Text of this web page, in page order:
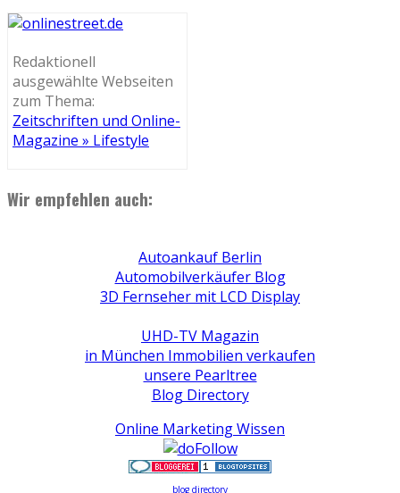
Redaktionell
ausgewählte Webseiten
zum Thema:
Zeitschriften und Online-
Magazine » Lifestyle
Wir empfehlen auch:
Autoankauf Berlin
Automobilverkäufer Blog
3D Fernseher mit LCD Display
UHD-TV Magazin
in München Immobilien verkaufen
unsere Pearltree
Blog Directory
Online Marketing Wissen
blog directory